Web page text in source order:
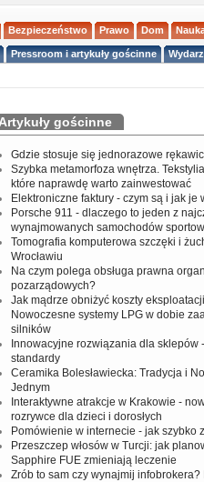
Bezpieczeństwo Prawo Dom
Pressroom i artykuły gościnne
Artykuły gościnne
Gdzie stosuje się jednorazowe
Szybka metamorfoza wnętrza.
które naprawdę warto zainwestować
Elektroniczne faktury - czym są i jak je
Porsche 911 - dlaczego to jeden z
wynajmowanych samochodów
Tomografia komputerowa szczęki i
Wrocławiu
Na czym polega obsługa prawna
pozarządowych?
Jak mądrze obniżyć koszty
Nowoczesne systemy LPG w dobie
silników
Innowacyjne rozwiązania dla sklepów
standardy
Ceramika Bolesławiecka: Tradycja i
Jednym
Interaktywne atrakcje w Krakowie -
rozrywce dla dzieci i dorosłych
Pomówienie w internecie - jak szybko
Przeszczep włosów w Turcji: jak
Sapphire FUE zmieniają leczenie
Zrób to sam czy wynajmij infobrokera?